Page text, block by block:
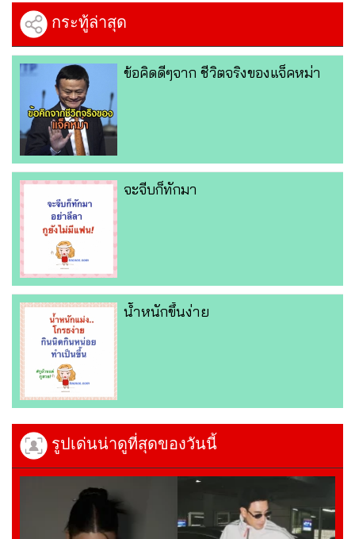
กระทู้ล่าสุด
ข้อคิดดีๆจาก ชีวิตจริงของแจ็คหม่า
จะจีบก็ทักมา
น้ำหนักขึ้นง่าย
รูปเด่นน่าดูที่สุดของวันนี้